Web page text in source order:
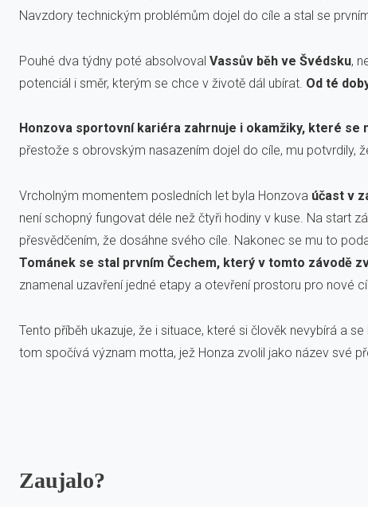
Navzdory technickým problémům dojel do cíle a stal se
Pouhé dva týdny poté absolvoval Vassův běh ve Švédsku,
potenciál i směr, kterým se chce v životě dál ubírat. Od té
Honzova sportovní kariéra zahrnuje i okamžiky, které se
přestože s obrovským nasazením dojel do cíle, mu potvrdily,
Vrcholným momentem posledních let byla Honzova účast v
není schopný fungovat déle než čtyři hodiny v kuse. Na start
přesvědčením, že dosáhne svého cíle. Nakonec se mu to
Tománek se stal prvním Čechem, který v tomto závodě
znamenal uzavření jedné etapy a otevření prostoru pro nové
Tento příběh ukazuje, že i situace, které si člověk nevybírá a
tom spočívá význam motta, jež Honza zvolil jako název své
Zaujalo?